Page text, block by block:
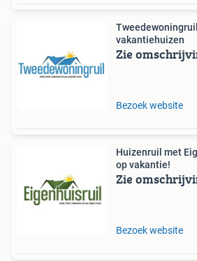
vakantiehuizen
Zie
Bezoek website
Huizenruil met
op vakantie!
Zie
Bezoek website